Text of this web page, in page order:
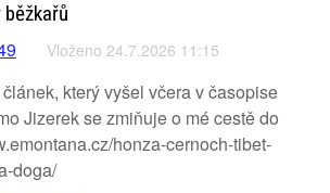
Vloženo 24.7.2026 11:15
který vyšel včera v časopise
Jizerek se zmiňuje o mé cestě do
honza-cernoch-tibet-
doga/